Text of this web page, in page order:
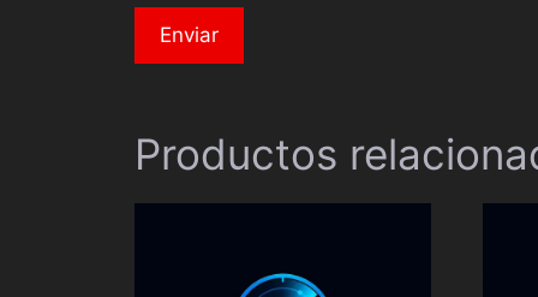
Productos